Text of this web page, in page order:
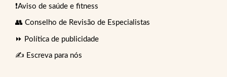
❗Aviso de saúde e fitness
👥 Conselho de Revisão de Especialistas
⏩ Política de publicidade
✍️ Escreva para nós